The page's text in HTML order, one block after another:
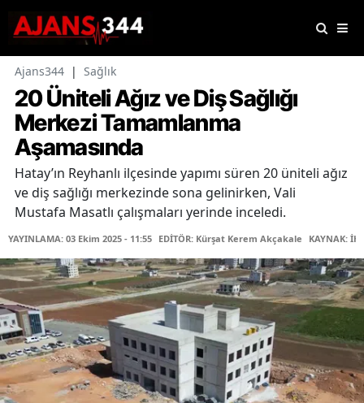
Ajans344 | Sağlık
20 Üniteli Ağız ve Diş Sağlığı
Merkezi Tamamlanma
Aşamasında
Hatay’ın Reyhanlı ilçesinde yapımı süren 20 üniteli ağız
ve diş sağlığı merkezinde sona gelinirken, Vali
Mustafa Masatlı çalışmaları yerinde inceledi.
YAYINLAMA: 03 Ekim 2025 - 11:55 EDİTÖR: Kürşat Kerem Akçakale KAYNAK: